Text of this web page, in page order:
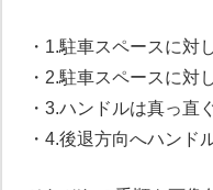
・1.駐車スペースに対
・2.駐車スペースに対
・3.ハンドルは真っ直
・4.後退方向へハンド